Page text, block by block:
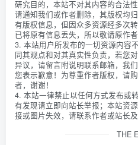
研究目的，本站不对其内容的合法
请通知我们或作者删除，其版权均
有版权信息，但因众多资源经多次
已将原有信息丢失，所以敬请原作者
3. 本站用户所发布的一切资源内容
同其观点和对其真实性负责，若您
异议，请留言附说明联系邮箱，我
您表示歉意！为尊重作者版权，请
者，谢谢！
4. 本站一律禁止以任何方式发布或
有发现请立即向站长举报；本站资
接或图片失效，请联系作者或站长及
THE